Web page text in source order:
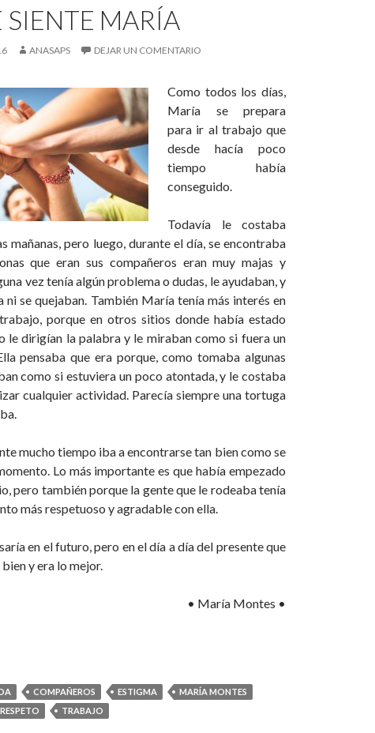
SIENTE MARÍA
ANASAPS DEJAR UN COMENTARIO
Como todos los días,
María se prepara
para ir al trabajo que
desde hacía poco
tiempo había
conseguido.
Todavía le costaba
mañanas, pero luego, durante el día, se encontraba
que eran sus compañeros eran muy majas y
vez tenía algún problema o dudas, le ayudaban, y
ni se quejaban. También María tenía más interés en
porque en otros sitios donde había estado
le dirigían la palabra y le miraban como si fuera un
pensaba que era porque, como tomaba algunas
como si estuviera un poco atontada, y le costaba
cualquier actividad. Parecía siempre una tortuga
mucho tiempo iba a encontrarse tan bien como se
Lo más importante es que había empezado
pero también porque la gente que le rodeaba tenía
más respetuoso y agradable con ella.
en el futuro, pero en el día a día del presente que
y era lo mejor.
• María Montes •
COMPAÑEROS ESTIGMA
MARÍA MONTES
RESPETO TRABAJO